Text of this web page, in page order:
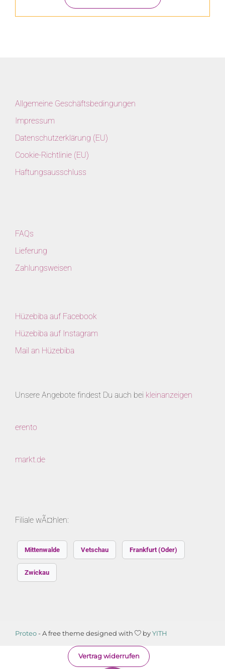
Allgemeine Geschäftsbedingungen
Impressum
Datenschutzerklärung (EU)
Cookie-Richtlinie (EU)
Haftungsausschluss
FAQs
Lieferung
Zahlungsweisen
Hüzebiba auf Facebook
Hüzebiba auf Instagram
Mail an Hüzebiba
Unsere Angebote findest Du auch bei kleinanzeigen
erento
markt.de
Filiale wÃ¤hlen:
Mittenwalde Vetschau Frankfurt (Oder)
Zwickau
Proteo- A free theme designed with byYITH
Vertrag widerrufen